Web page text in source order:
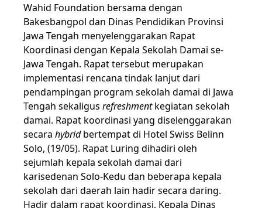
Wahid Foundation bersama dengan
Bakesbangpol dan Dinas Pendidikan Provinsi
Jawa Tengah menyelenggarakan Rapat
Koordinasi dengan Kepala Sekolah Damai se-
Jawa Tengah. Rapat tersebut merupakan
implementasi rencana tindak lanjut dari
pendampingan program sekolah damai di Jawa
Tengah sekaligus refreshmentkegiatan sekolah
damai. Rapat koordinasi yang diselenggarakan
secara hybridbertempat di Hotel Swiss Belinn
Solo, (19/05). Rapat Luring dihadiri oleh
sejumlah kepala sekolah damai dari
karisedenan Solo-Kedu dan beberapa kepala
sekolah dari daerah lain hadir secara daring.
Hadir dalam rapat koordinasi, Kepala Dinas